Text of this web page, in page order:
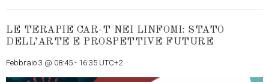
LE TERAPIE CAR-T NEI LINFOMI: STATO
DELL’ARTE E PROSPETTIVE FUTURE
Febbraio 3 @ 08:45 - 16:35 UTC+2